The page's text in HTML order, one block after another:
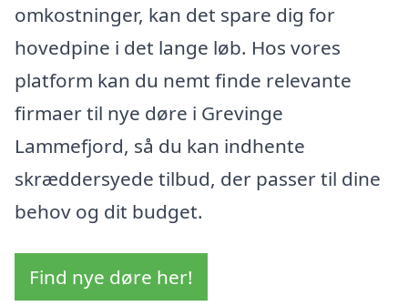
omkostninger, kan det spare dig for
hovedpine i det lange løb. Hos vores
platform kan du nemt finde relevante
firmaer til nye døre i Grevinge
Lammefjord, så du kan indhente
skræddersyede tilbud, der passer til dine
behov og dit budget.
Find nye døre her!